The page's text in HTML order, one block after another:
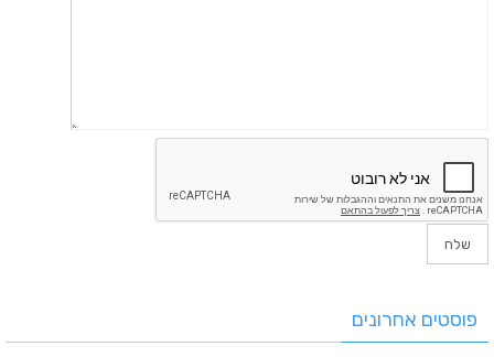
פוסטים אחרונים